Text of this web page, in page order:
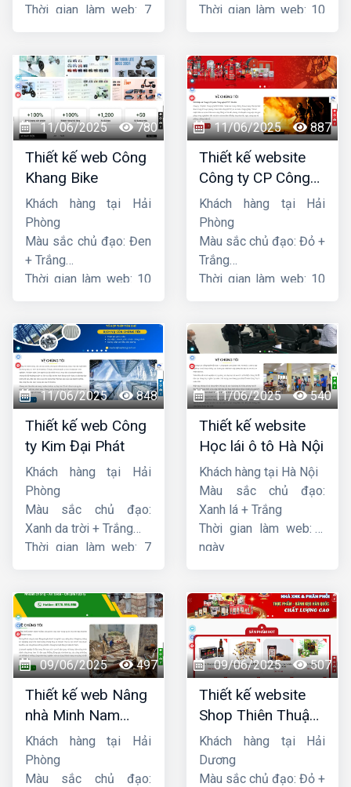
Thời gian làm web: 7
Thời gian làm web: 10
11/06/2025 780
Thiết kế web Công
Khang Bike
Khách hàng tại Hải
Phòng
Màu sắc chủ đạo: Đen
+ Trắng
Thời gian làm web: 10
11/06/2025 887
Thiết kế website
Công ty CP Công
nghệ PCCC Bắc Hà
Khách hàng tại Hải
Phòng
Màu sắc chủ đạo: Đỏ +
Trắng
Thời gian làm web: 10
11/06/2025 848
Thiết kế web Công
ty Kim Đại Phát
Khách hàng tại Hải
Phòng
Màu sắc chủ đạo:
Xanh da trời + Trắng
Thời gian làm web: 7
11/06/2025 540
Thiết kế website
Học lái ô tô Hà Nội
Khách hàng tại Hà Nội
Màu sắc chủ đạo:
Xanh lá + Trắng
Thời gian làm web: 7
ngày
09/06/2025 497
Thiết kế web Nâng
nhà Minh Nam
Hoàng
Khách hàng tại Hải
Phòng
Màu sắc chủ đạo:
09/06/2025 507
Thiết kế website
Shop Thiên Thuận
Phát
Khách hàng tại Hải
Dương
Màu sắc chủ đạo: Đỏ +